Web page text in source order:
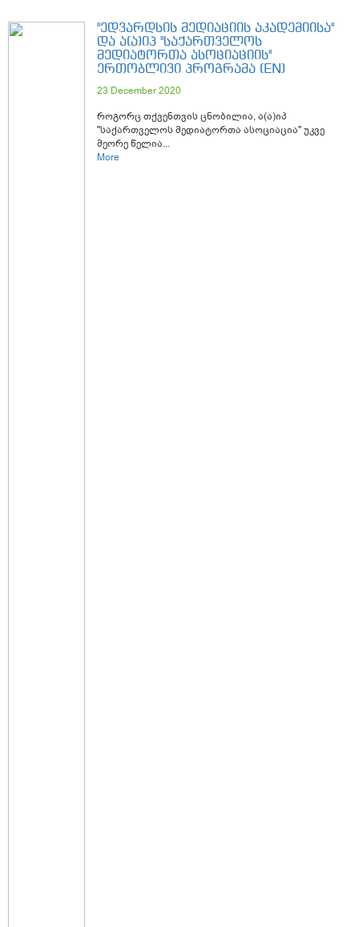
"ᲔᲓᲕᲐᲠᲓᲡᲘᲡ ᲛᲔᲓᲘᲐᲪᲘᲘᲡ ᲐᲙᲐᲓᲔᲛᲘᲘᲡᲐ"
ᲓᲐ Ა(Ა)ᲘᲞ "ᲡᲐᲥᲐᲠᲗᲕᲔᲚᲝᲡ
ᲛᲔᲓᲘᲐᲢᲝᲠᲗᲐ ᲐᲡᲝᲪᲘᲐᲪᲘᲘᲡ"
ᲔᲠᲗᲝᲑᲚᲘᲕᲘ ᲞᲠᲝᲒᲠᲐᲛᲐ (EN)
23 December 2020
როგორც თქვენთვის ცნობილია, ა(ა)იპ
"საქართველოს მედიატორთა ასოციაცია" უკვე
მეორე წელია...
More